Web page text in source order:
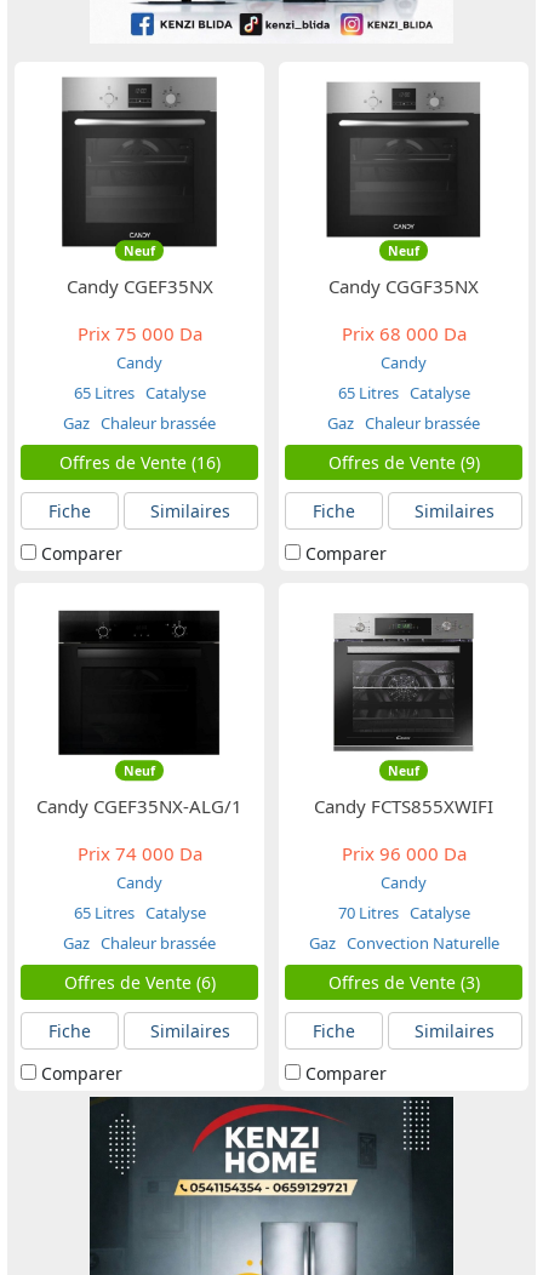
Neuf
Candy CGEF35NX
Prix75 000 Da
Candy
65 Litres Catalyse
Gaz Chaleur brassée
Offres de Vente (16)
Fiche
Similaires
Comparer
Neuf
Candy CGGF35NX
Prix68 000 Da
Candy
65 Litres Catalyse
Gaz Chaleur brassée
Offres de Vente (9)
Fiche
Similaires
Comparer
Neuf
Candy CGEF35NX-ALG/1
Prix74 000 Da
Candy
65 Litres Catalyse
Gaz Chaleur brassée
Offres de Vente (6)
Fiche
Similaires
Comparer
Neuf
Candy FCTS855XWIFI
Prix96 000 Da
Candy
70 Litres Catalyse
Gaz Convection Naturelle
Offres de Vente (3)
Fiche
Similaires
Comparer